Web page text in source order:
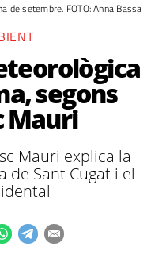
de setembre. FOTO: Anna Bassa
segons
Mauri
Mauri explica la
de Sant Cugat i el